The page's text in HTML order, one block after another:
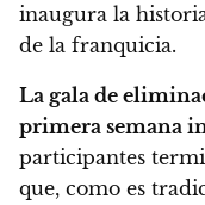
inaugura la
de la franquicia.
La gala de
primera semana
participantes
que, como es